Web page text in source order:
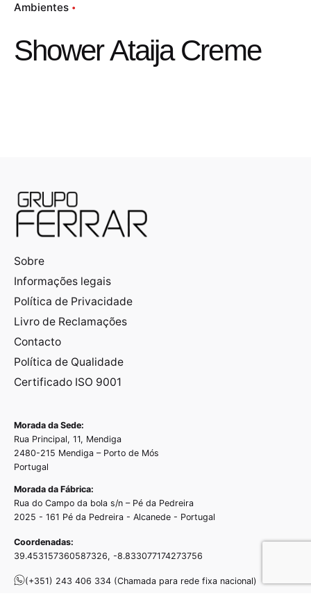
Ambientes
Shower Ataija Creme
Sobre
Informações legais
Política de Privacidade
Livro de Reclamações
Contacto
Política de Qualidade
Certificado ISO 9001
Morada da Sede:
Rua Principal, 11, Mendiga
2480-215 Mendiga – Porto de Mós
Portugal
Morada da Fábrica:
Rua do Campo da bola s/n – Pé da Pedreira
2025 - 161 Pé da Pedreira - Alcanede - Portugal
Coordenadas:
39.453157360587326, -8.833077174273756
(+351) 243 406 334 (Chamada para rede fixa nacional)